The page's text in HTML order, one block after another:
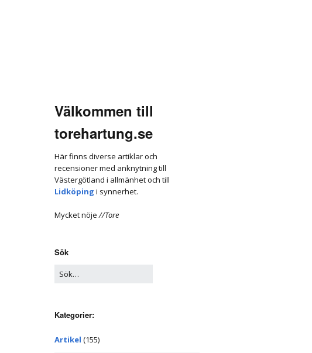
Välkommen till
torehartung.se
Här finns diverse artiklar och
recensioner med anknytning till
Västergötland i allmänhet och till
Lidköping i synnerhet.
Mycket nöje//Tore
Sök
Kategorier:
Artikel (155)